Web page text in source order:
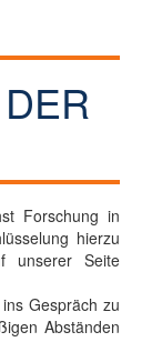
Forschung in
hierzu
unserer Seite
Gespräch zu
Abständen